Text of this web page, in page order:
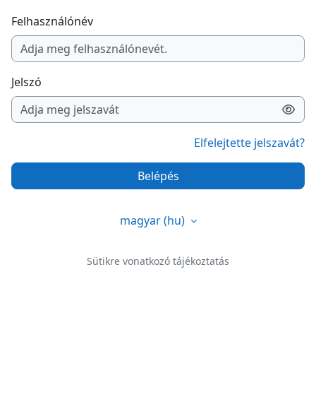
Felhasználónév
Jelszó
Elfelejtette jelszavát?
Belépés
magyar ‎(hu)‎
Sütikre vonatkozó tájékoztatás